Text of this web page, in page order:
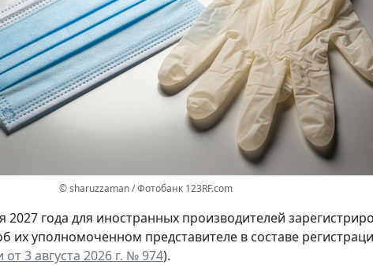
© sharuzzaman / Фотобанк 123RF.com
2027 года для иностранных производителей
их уполномоченном представителе в составе
3 августа 2026 г. № 974).